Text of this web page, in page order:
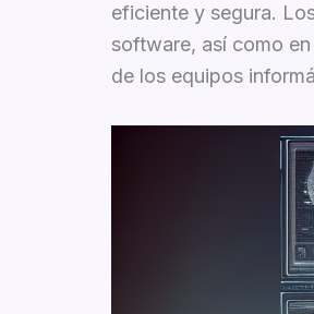
eficiente y segura.
software, así como
de los equipos